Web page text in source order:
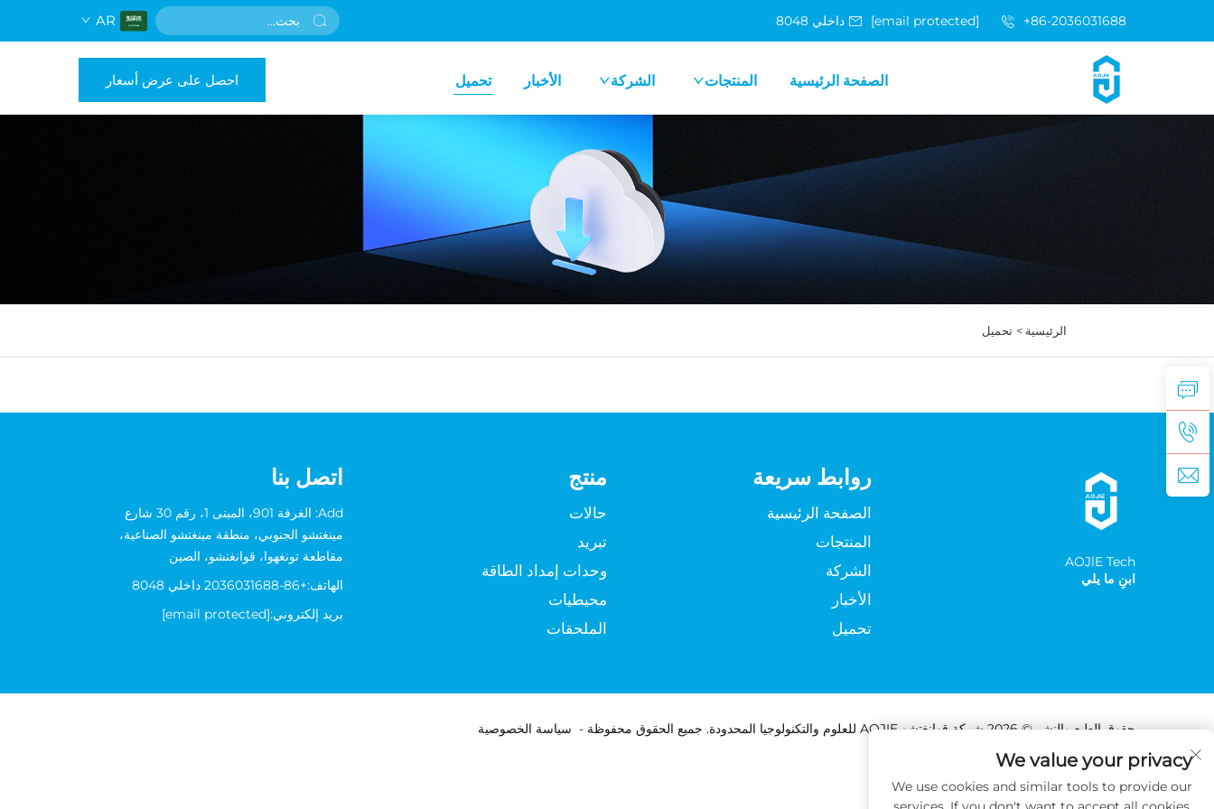
[email protected] +86-2036031688 داخلي 8048 AR
الصفحة الرئيسية المنتجات الشركة الأخبار تحميل احصل على عرض أسعار
الرئيسية > تحميل
AOJlE Tech
ابنِ ما يلي
روابط سريعة
الصفحة الرئيسية
المنتجات
الشركة
الأخبار
تحميل
منتج
حالات
تبريد
وحدات إمداد الطاقة
محيطيات
الملحقات
اتصل بنا
Add: الغرفة 901، المبنى 1، رقم 30 شارع
مينغتشو الجنوبي، منطقة مينغتشو الصناعية،
مقاطعة تونغهوا، قوانغتشو، الصين
الهاتف:+86-2036031688 داخلي 8048
بريد إلكتروني:[email protected]
حقوق الطبع والنشر © 2026 شركة قوانغتشو AOJIE للعلوم والتكنولوجيا المحدودة. جميع الحقوق محفوظة - سياسة الخصوصية
We value your privacy
We use cookies and similar tools to provide our